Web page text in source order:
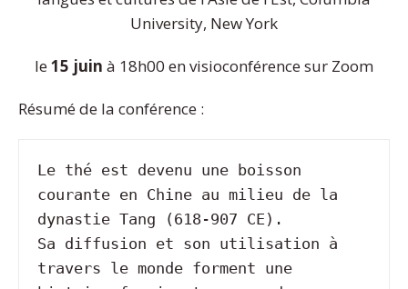
University, New York
le15 juin à 18h00 en visioconférence sur Zoom
Résumé de la conférence :
Le thé est devenu une boisson
courante en Chine au milieu de la
dynastie Tang (618-907 CE).
Sa diffusion et son utilisation à
travers le monde forment une